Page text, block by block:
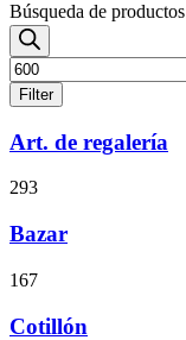
Búsqueda de productos
Filter
Art. de regalería
293
Bazar
167
Cotillón